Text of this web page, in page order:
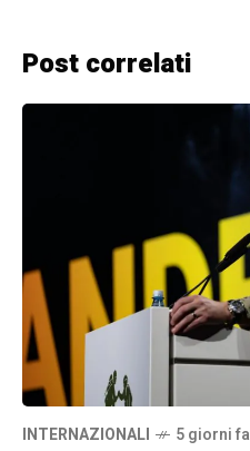
Post correlati
INTERNAZIONALI 5 giorni fa